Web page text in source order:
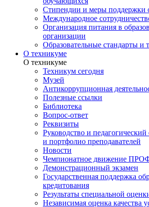
Стипендии и меры поддержки
Международное
Организация питания в
организации
Образовательные стандарты и
О техникуме
О техникуме
Техникум сегодня
Музей
Антикоррупционная
Полезные ссылки
Библиотека
Вопрос-ответ
Реквизиты
Руководство и педагогический
и портфолио преподавателей
Новости
Чемпионатное движение
Демонстрационный экзамен
Государственная поддержка
кредитования
Результаты специальной
Независимая оценка качества